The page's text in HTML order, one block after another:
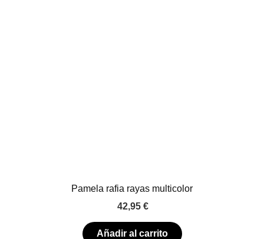
Pamela rafia rayas multicolor
42,95 €
Añadir al carrito